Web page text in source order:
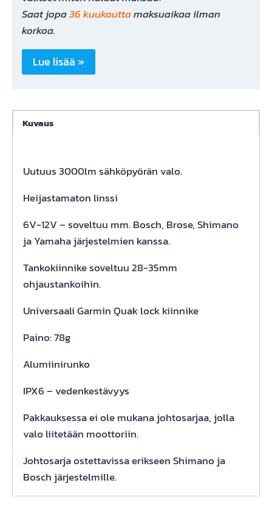
3000LM
johtoa
mukana
Saat jopa36 kuukauttamaksuaikaa ilman
korkoa.
Lue lisää »
Kuvaus
Uutuus 3000lm sähköpyörän valo.
Heijastamaton linssi
6V-12V – soveltuu mm. Bosch, Brose, Shimano
ja Yamaha järjestelmien kanssa.
Tankokiinnike soveltuu 28-35mm
ohjaustankoihin.
Universaali Garmin Quak lock kiinnike
Paino: 78g
Alumiinirunko
IPX6 – vedenkestävyys
Pakkauksessa ei ole mukana johtosarjaa, jolla
valo liitetään moottoriin.
Johtosarja ostettavissa erikseen Shimano ja
Bosch järjestelmille.